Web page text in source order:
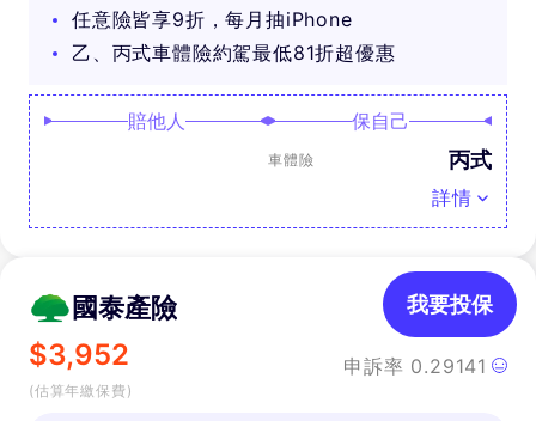
任意險皆享9折，每月抽iPhone
乙、丙式車體險約駕最低81折超優惠
賠他人 保自己
車體險 丙式
詳情
國泰產險
$3,952
(估算年繳保費)
申訴率 0.29141
我要投保